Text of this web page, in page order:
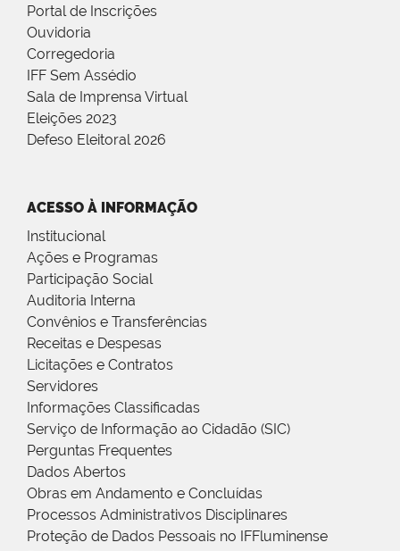
Portal de Inscrições
Ouvidoria
Corregedoria
IFF Sem Assédio
Sala de Imprensa Virtual
Eleições 2023
Defeso Eleitoral 2026
ACESSO À INFORMAÇÃO
Institucional
Ações e Programas
Participação Social
Auditoria Interna
Convênios e Transferências
Receitas e Despesas
Licitações e Contratos
Servidores
Informações Classificadas
Serviço de Informação ao Cidadão (SIC)
Perguntas Frequentes
Dados Abertos
Obras em Andamento e Concluídas
Processos Administrativos Disciplinares
Proteção de Dados Pessoais no IFFluminense